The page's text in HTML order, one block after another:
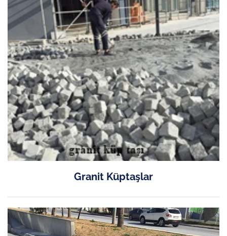
Granit Küptaşlar